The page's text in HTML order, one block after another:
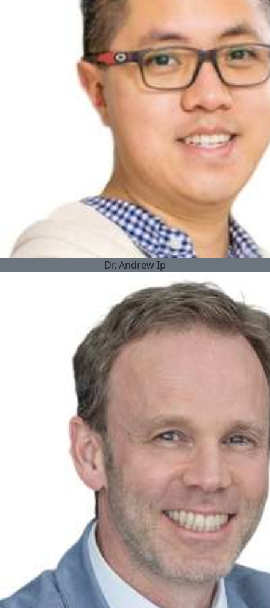
Dr. Andrew Ip